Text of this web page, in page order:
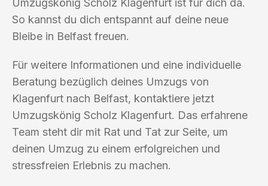
Umzugskönig Scholz Klagenfurt ist für dich da.
So kannst du dich entspannt auf deine neue
Bleibe in Belfast freuen.
Für weitere Informationen und eine individuelle
Beratung bezüglich deines Umzugs von
Klagenfurt nach Belfast, kontaktiere jetzt
Umzugskönig Scholz Klagenfurt. Das erfahrene
Team steht dir mit Rat und Tat zur Seite, um
deinen Umzug zu einem erfolgreichen und
stressfreien Erlebnis zu machen.